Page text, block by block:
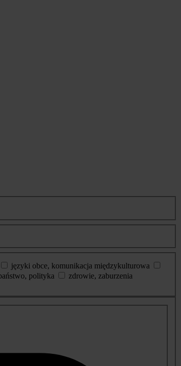
języki obce, komunikacja międzykulturowa
polityka
zdrowie, zaburzenia